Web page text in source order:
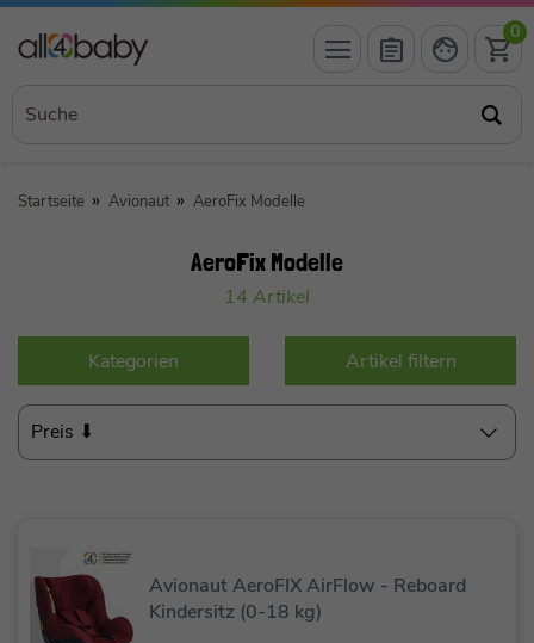
0
Startseite Avionaut AeroFix Modelle
AeroFix Modelle
14 Artikel
Kategorien Artikel filtern
Preis ⬇
Avionaut AeroFIX AirFlow - Reboard
Kindersitz (0-18 kg)